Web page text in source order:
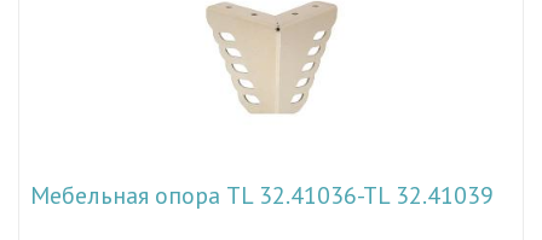
Мебельная опора TL 32.41036-TL 32.41039